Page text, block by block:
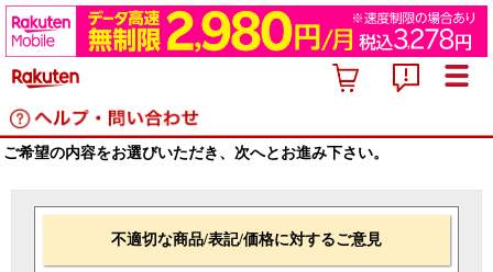
ご希望の内容をお選びいただき、次へとお進み下さい。
不適切な商品/表記/価格に対するご意見